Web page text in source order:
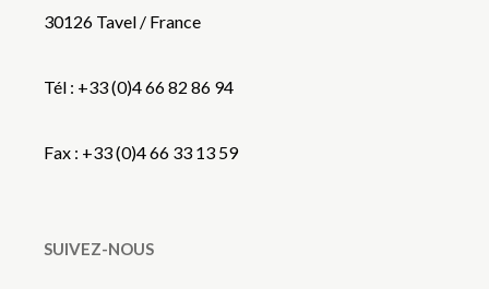
30126 Tavel / France
Tél : +33 (0)4 66 82 86 94
Fax : +33 (0)4 66 33 13 59
SUIVEZ-NOUS